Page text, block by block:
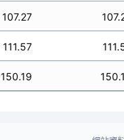
107.27
111.57
150.19